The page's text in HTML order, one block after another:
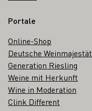
Portale
Online-Shop
Deutsche Weinmajestät
Generation Riesling
Weine mit Herkunft
Wine in Moderation
Clink Different